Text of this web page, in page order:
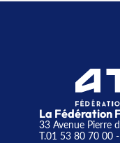
La Fédération
33 Avenue Pierre
T.01 53 80 70 00-